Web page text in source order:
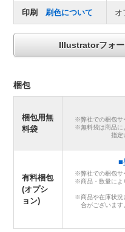
印刷刷色について オ
Illustratorフォー
梱包
梱包用無
料袋
※弊社での梱包サ
※無料袋は商品に
指定
有料梱包
(オプシ
ョン)
■
※弊社での梱包サ
※商品・数量によ
※商品や在庫状況
合がございます